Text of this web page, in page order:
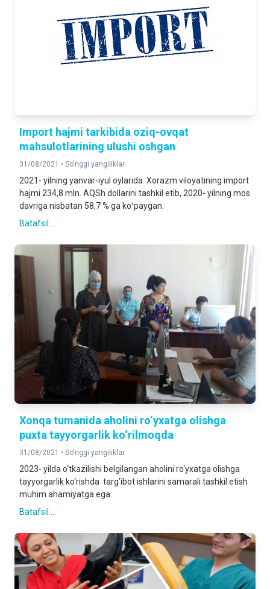
Import hajmi tarkibida oziq-ovqat
mahsulotlarining ulushi oshgan
31/08/2021 • So'nggi yangiliklar
2021- yilning yanvar-iyul oylarida Xorazm viloyatining import
hajmi 234,8 mln. AQSh dollarini tashkil etib, 2020- yilning mos
davriga nisbatan 58,7 % ga koʻpaygan.
Batafsil ...
Xonqa tumanida aholini ro‘yxatga olishga
puxta tayyorgarlik ko‘rilmoqda
31/08/2021 • So'nggi yangiliklar
2023- yilda o‘tkazilishi belgilangan aholini ro‘yxatga olishga
tayyorgarlik ko‘rishda targ‘ibot ishlarini samarali tashkil etish
muhim ahamiyatga ega.
Batafsil ...